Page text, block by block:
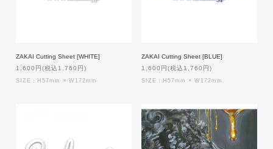
ZAKAI Cutting Sheet [WHITE]
1,600円(税込1,760円)
SIZE：H57mm × W172mm
ZAKAI Cutting Sheet [BLUE]
1,600円(税込1,760円)
SIZE：H57mm × W172mm